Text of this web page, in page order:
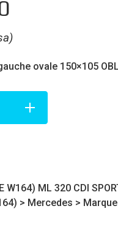
ovale 150×105
W164) ML 320 CDI
> Mercedes >